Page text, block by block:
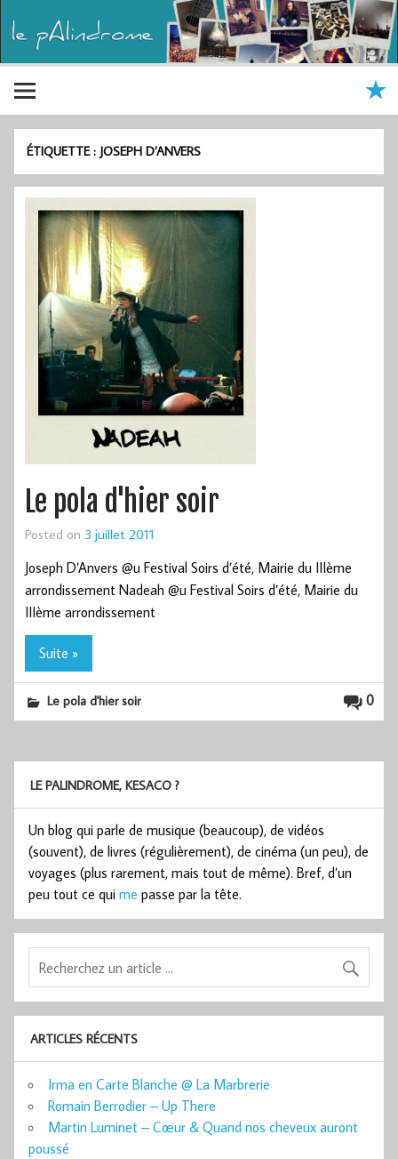
ÉTIQUETTE : JOSEPH D’ANVERS
Le pola d'hier soir
Posted on 3 juillet 2011
Joseph D’Anvers @u Festival Soirs d’été, Mairie du IIIème
arrondissement Nadeah @u Festival Soirs d’été, Mairie du
IIIème arrondissement
Suite »
0
Le pola d'hier soir
LE PALINDROME, KESACO ?
Un blog qui parle de musique (beaucoup), de vidéos
(souvent), de livres (régulièrement), de cinéma (un peu), de
voyages (plus rarement, mais tout de même). Bref, d’un
peu tout ce qui me passe par la tête.
ARTICLES RÉCENTS
Irma en Carte Blanche @ La Marbrerie
Romain Berrodier – Up There
Martin Luminet – Cœur & Quand nos cheveux auront
poussé